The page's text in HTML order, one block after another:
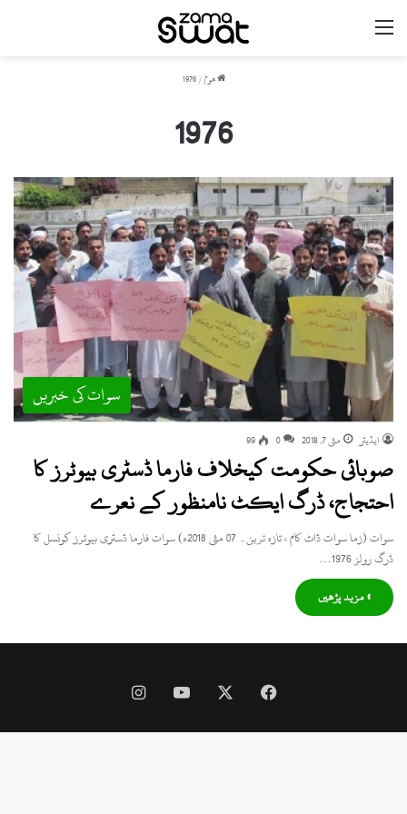
ھوم /
1976
1976
سوات کی خبریں
ایڈیٹر مئی 7, 2018 0
99
صوبائی حکومت کیخلاف فارما ڈسٹری بیوٹرز کا
احتجاج، ڈرگ ایکٹ نامنظور کے نعرے
سوات (زما سوات ڈاٹ کام ، تازہ ترین۔ 07 مئی 2018ء) سوات فارما ڈسٹری بیوٹرز کونسل کا
ڈرگ رولز 1976…
» مزید پڑھیں
Facebook
YouTube